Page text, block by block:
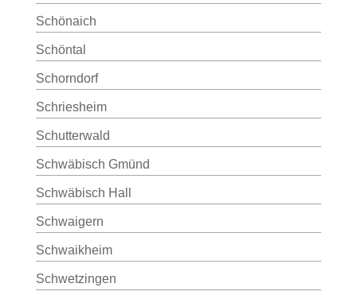
Schönaich
Schöntal
Schorndorf
Schriesheim
Schutterwald
Schwäbisch Gmünd
Schwäbisch Hall
Schwaigern
Schwaikheim
Schwetzingen